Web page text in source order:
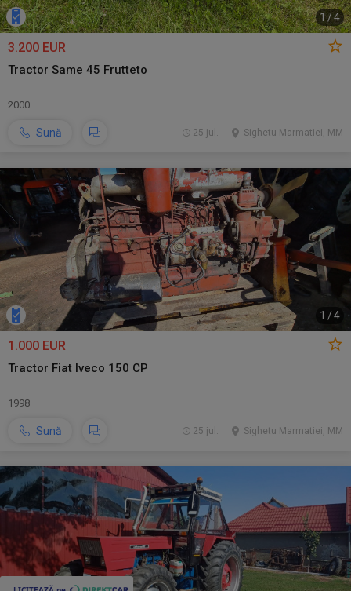
1/4
3.200 EUR
Tractor Same 45 Frutteto
2000
Sună Sighetu Marmatiei, MM
25 jul.
1 /4
1.000 EUR
Tractor Fiat Iveco 150 CP
1998
Sună Sighetu Marmatiei, MM
25 jul.